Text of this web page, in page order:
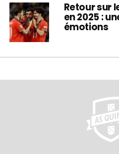
Retour sur
en 2025 :
émotions